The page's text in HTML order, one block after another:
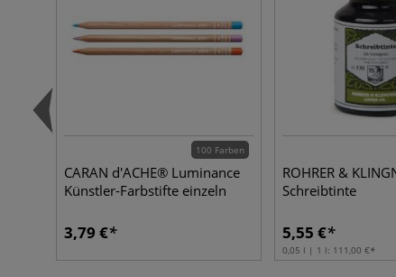
100 Farben
CARAN d'ACHE® Luminance
Künstler-Farbstifte einzeln
3,79 €
ROHRER &
Schreibtinte
5,55 €
0,05 l | 1 l: 111,00 €